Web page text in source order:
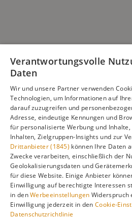
Verantwortungsvolle
Daten
Wir und unsere Partner verwenden
Technologien, um Informationen auf
darauf zuzugreifen und
Adresse, eindeutige Kennungen und
für personalisierte Werbung und
Inhalten, Zielgruppen-Insights und zur
Drittanbieter (1845) können Ihre Daten
Zwecke verarbeiten, einschließlich der
Geolokalisierungsdaten und
für diese Website. Einige Anbieter
Einwilligung auf berechtigte Interessen
in denWerbeeinstellungen Widerspruch
Einwilligung jederzeit in denCookie-
Datenschutzrichtlinie